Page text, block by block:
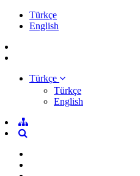
Türkçe
English
Türkçe
Türkçe
English